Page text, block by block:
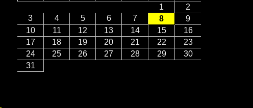
1
2
3
4 5 6 7 8
9
10
11 12 13 14 15
16
17
18 19 20 21 22
23
24
25 26 27 28 29
30
31